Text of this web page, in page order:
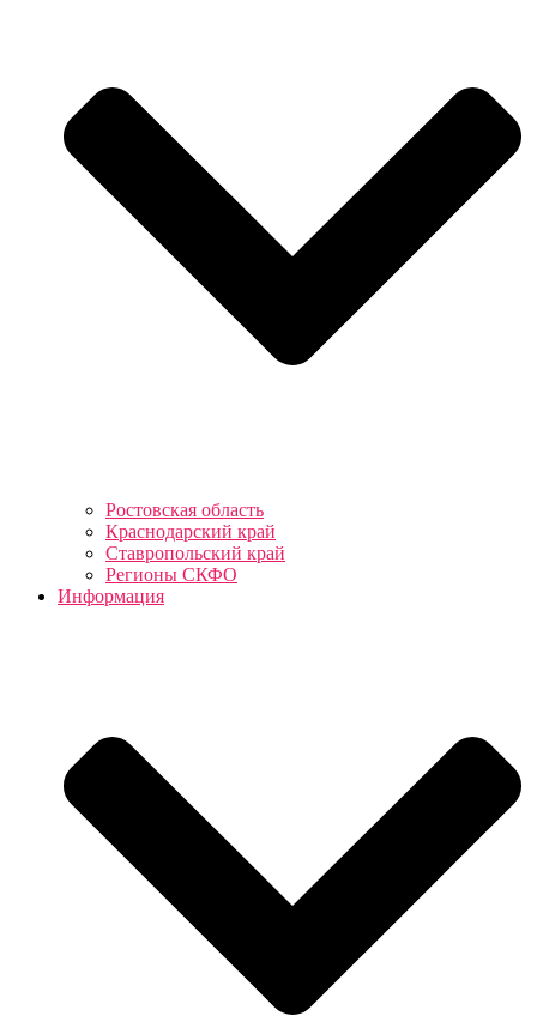
Ростовская область
Краснодарский край
Ставропольский край
Регионы СКФО
Информация